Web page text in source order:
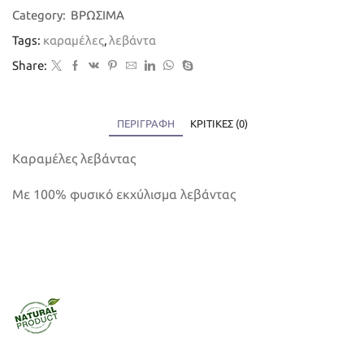
Category: ΒΡΩΣΙΜΑ
Tags: καραμέλες,λεβάντα
Share:
ΠΕΡΙΓΡΑΦΉ ΚΡΙΤΙΚΈΣ (0)
Καραμέλες λεβάντας
Με 100% φυσικό εκχύλισμα λεβάντας